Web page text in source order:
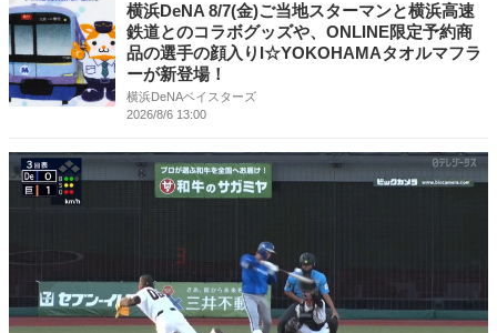
横浜DeNA 8/7(金)ご当地スターマンと横浜高速
鉄道とのコラボグッズや、ONLINE限定予約商
品の選手の顔入りI☆YOKOHAMAタオルマフラ
ーが新登場！
横浜DeNAベイスターズ
2026/8/6 13:00